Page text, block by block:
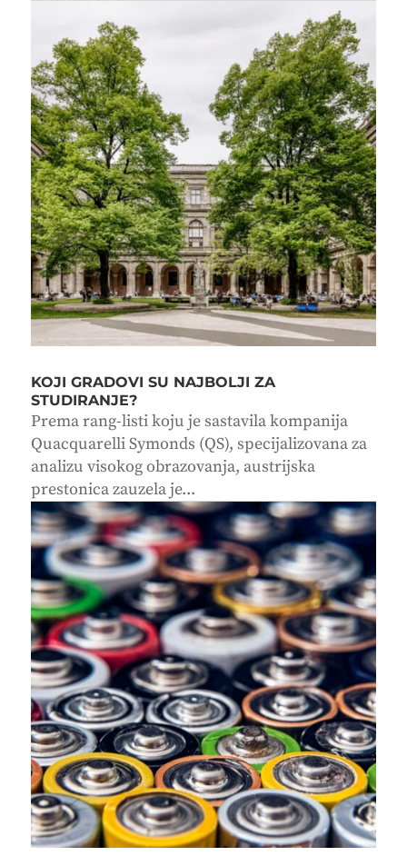
KOJI GRADOVI SU NAJBOLJI ZA
STUDIRANJE?
Prema rang-listi koju je sastavila kompanija
Quacquarelli Symonds (QS), specijalizovana za
analizu visokog obrazovanja, austrijska
prestonica zauzela je...